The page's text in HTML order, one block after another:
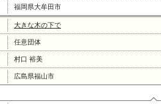
福岡県大牟田市
大きな木の下で
任意団体
村口 裕美
広島県福山市